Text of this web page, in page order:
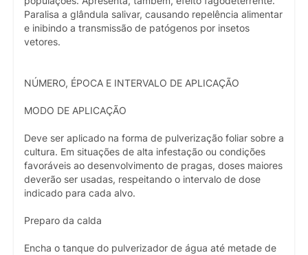
Paralisa a glândula salivar, causando repelência alimentar
e inibindo a transmissão de patógenos por insetos
vetores.
NÚMERO, ÉPOCA E INTERVALO DE APLICAÇÃO
MODO DE APLICAÇÃO
Deve ser aplicado na forma de pulverização foliar sobre a
cultura. Em situações de alta infestação ou condições
favoráveis ao desenvolvimento de pragas, doses maiores
deverão ser usadas, respeitando o intervalo de dose
indicado para cada alvo.
Preparo da calda
Encha o tanque do pulverizador de água até metade de